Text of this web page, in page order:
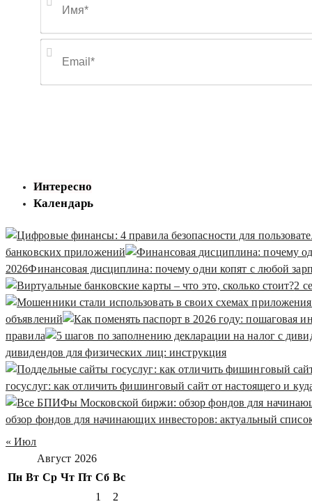
Интересно
Календарь
банковских приложений
2026Финансовая дисциплина: почему одни копят с любой
2
объявлений
правила
дивидендов для физических лиц: инструкция
госуслуг: как отличить фишинговый сайт от настоящего и
обзор фондов для начинающих инвесторов: актуальный
« Июл
Август 2026
Пн Вт Ср Чт Пт Сб Вс
1
2